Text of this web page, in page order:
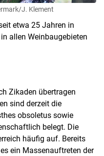
J. Klement
etwa 25 Jahren in
allen Weinbaugebieten
Zikaden übertragen
sind derzeit die
obsoletus sowie
belegt. Die
häufig auf. Bereits
ein Massenauftreten der